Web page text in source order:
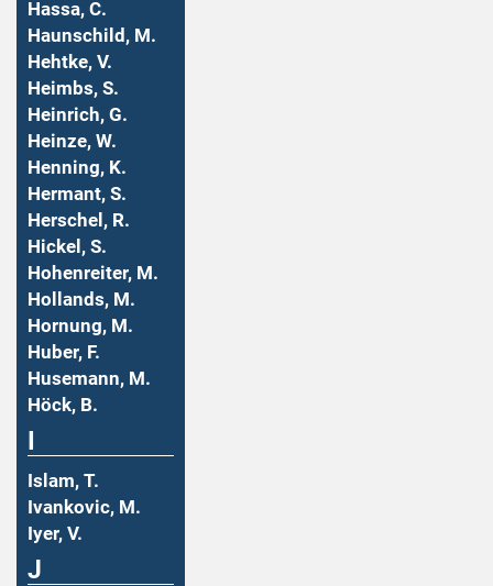
Hassa, C.
Haunschild, M.
Hehtke, V.
Heimbs, S.
Heinrich, G.
Heinze, W.
Henning, K.
Hermant, S.
Herschel, R.
Hickel, S.
Hohenreiter, M.
Hollands, M.
Hornung, M.
Huber, F.
Husemann, M.
Höck, B.
Islam, T.
Ivankovic, M.
Iyer, V.
J